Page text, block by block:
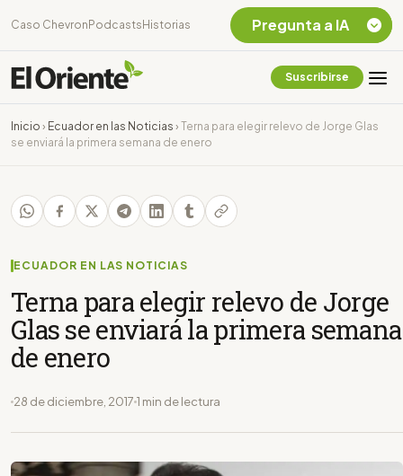
Caso Chevron Podcasts Historias
Suscribirse
Inicio › Ecuador en las Noticias › Terna para elegir relevo de Jorge Glas
se enviará la primera semana de enero
ECUADOR EN LAS NOTICIAS
Terna para elegir relevo de Jorge
Glas se enviará la primera semana
de enero
28 de diciembre, 2017 1 min de lectura
Pregunta a IA
Chevron Ecuador